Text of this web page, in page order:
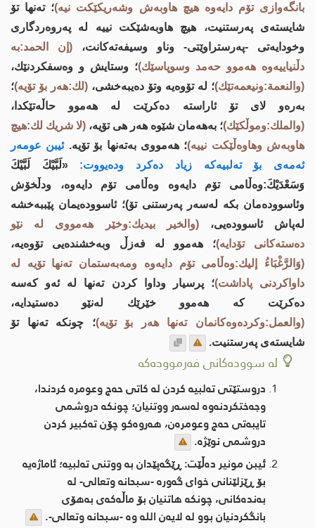
بانگەوازی تۆم دایەوە هیچ هاوبەش وشەریکێکت نیە)؛ تەنها تۆ
شایستەی پەرستنیت، هیچ هاوبەشێكت نییە لە پەروەردگاری
وخودایەتی -پەرستراوێتی- وناو وسیفەتەكانت، (إن الحمد:بە
دڵنیاییەوە هەموو حەمد وسوپاسێك)؛ وستایش و وەسفكردنێك،
(والنعمة:ونیعمەتێك)؛ لە تۆوەیە وتۆ دەیبەخشی، (لك:هەر بۆ تۆیە)؛
بەرەو لای تۆ ئاراستە دەكرێت لە هەموو حاڵەتێكدا،
(والملك:وموڵكێك)؛ بەهەمان شێوە هەر هی تۆیە، (لا شريك لك:هیچ
هاوبەش وهاوەڵێکت نییە)؛ هەمووی بەتەنها بۆ تۆیە. ئیبن عومەر
ئەمەی بۆ تەلبیەكە زیاد دەکرد ودەیووت: «لَبَّيْكَ لَبَّيْكَ
وَسَعْدَيْكَ:وەڵامی تۆم دایەوە وەڵامی تۆم دایەوە، ودڵخۆش
وئاسوودەمان بکە لەسەر پەرستنی تۆ)؛ ئاسوودەیمان پێببەخشە
لەپاش ئاسوودەیی،(والخير بيديك:وخێر هەمووی لە نێو
دەستەکانی تۆدایە)؛ هەموو لە فەزڵ وبەخشندەیی تۆوەیە،
(وَالرَّغْبَاءُ إليك:وەڵامی تۆم دایەوە ومەبەستمان تەنها تۆیە لە
داواکردنی پاداشت)؛ پرسیار وداوا كردن تەنها لە ئەو كەسە
دەكرێت كە هەموو خێرێك لەنێو دەستیدایە،
(والعمل:وکردەوەکانمان تەنها هەر بۆ تۆیە)؛ چونكە تەنها تۆ
شایستەی پەرستنیت.
لە سوودەکانی فەرموودەکە
دروستێتی تەلبیە کردن لە کاتی حەج وعومرە کردندا،
وجەختکردنەوە لەسەر ووتنیان؛ چونکە دروشمی
تایبەتی حەج وعومرەن، هەروەكو چۆن تەکبیر کردن
دروشمی نوێژە.
ئیبن مونیر دەڵێت: ڕێگەپێدان بە ووتنی تەلبیە؛ ئاماژەیە
بۆ ڕێزلێنانی خوای گەورە -سبحانه وتعالی- لە
بەندەكانی، چونكە هاتنیان بۆ ماڵەكەی بەهۆی
بانگكردنیان بوو لە لایەن الله وە -سبحانه وتعالی-.